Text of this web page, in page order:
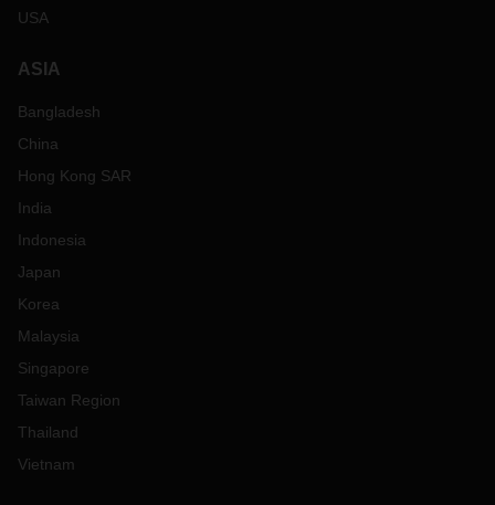
USA
ASIA
Bangladesh
China
Hong Kong SAR
India
Indonesia
Japan
Korea
Malaysia
Singapore
Taiwan Region
Thailand
Vietnam